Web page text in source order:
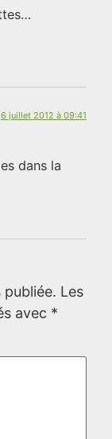
6 juillet 2012 à 09:41
dans la
Les
avec *